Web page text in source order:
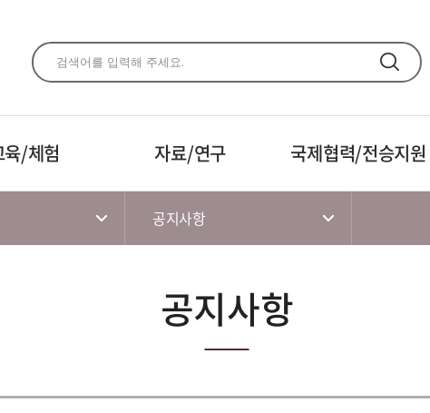
육/체험 자료/연구 국제협력/전승지원
공지사항
공지사항